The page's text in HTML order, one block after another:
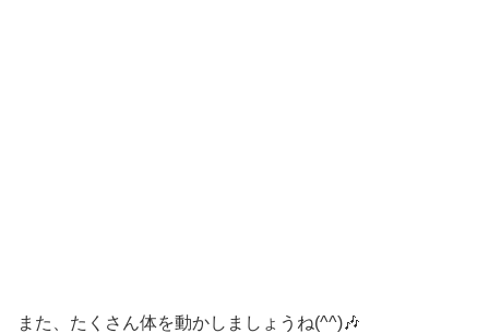
また、たくさん体を動かしましょうね(^^)🎶